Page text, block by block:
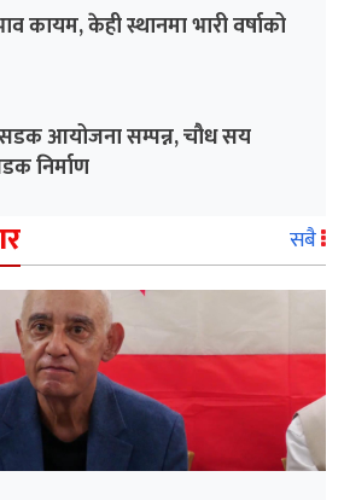
कायम, केही स्थानमा भारी वर्षाको
सडक आयोजना सम्पन्न, चौध सय
निर्माण
सबै